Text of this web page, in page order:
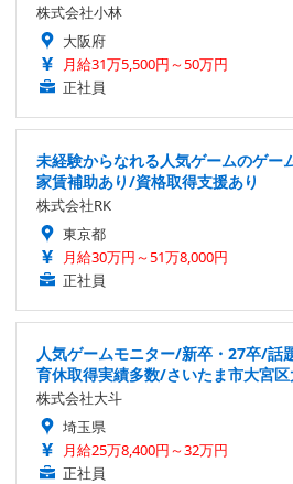
株式会社小林
大阪府
月給31万5,500円～50万円
正社員
未経験からなれる人気ゲームのゲー
家賃補助あり/資格取得支援あり
株式会社RK
東京都
月給30万円～51万8,000円
正社員
人気ゲームモニター/新卒・27卒/話
育休取得実績多数/さいたま市大宮区
株式会社大斗
埼玉県
月給25万8,400円～32万円
正社員